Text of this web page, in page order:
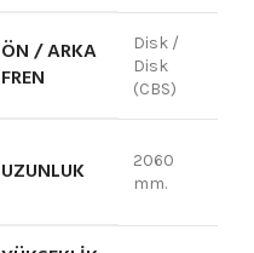
ÖN / ARKA
FREN
Disk /
Disk
(CBS)
UZUNLUK
2060
mm.